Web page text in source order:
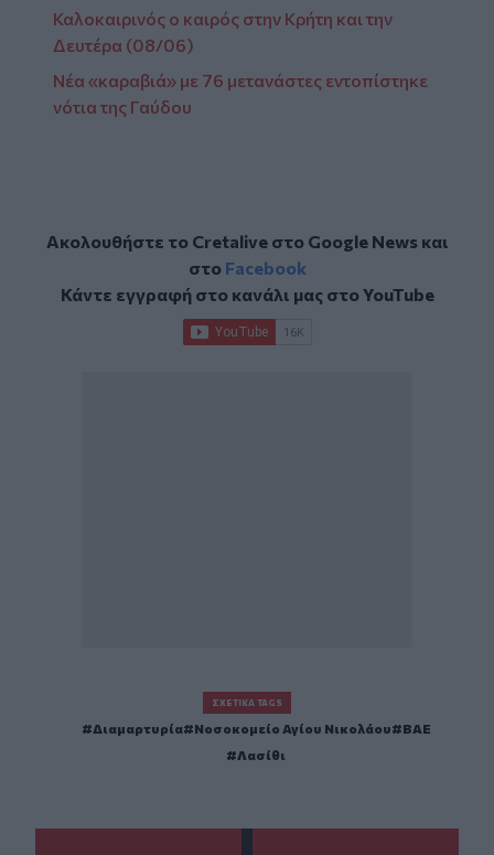
Καλοκαιρινός ο καιρός στην Κρήτη και την
Δευτέρα (08/06)
Νέα «καραβιά» με 76 μετανάστες εντοπίστηκε
νότια της Γαύδου
Ακολουθήστε το Cretalive στο Google Newsκαι
στο Facebook
Κάντε εγγραφή στο κανάλι μας στοYouTube
ΣΧΕΤΙΚΆ TAGS
Διαμαρτυρία Νοσοκομείο Αγίου Νικολάου
ΒΑΕ
Λασίθι